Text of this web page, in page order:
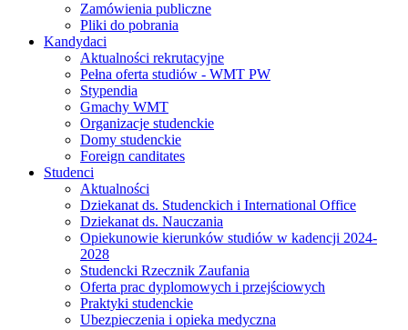
Zamówienia publiczne
Pliki do pobrania
Kandydaci
Aktualności rekrutacyjne
Pełna oferta studiów - WMT PW
Stypendia
Gmachy WMT
Organizacje studenckie
Domy studenckie
Foreign canditates
Studenci
Aktualności
Dziekanat ds. Studenckich i International Office
Dziekanat ds. Nauczania
Opiekunowie kierunków studiów w kadencji 2024-
2028
Studencki Rzecznik Zaufania
Oferta prac dyplomowych i przejściowych
Praktyki studenckie
Ubezpieczenia i opieka medyczna